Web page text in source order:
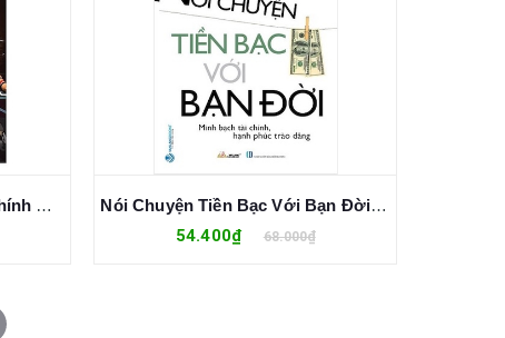
BITCOIN - Bong Bóng Tài Chính Hay Tương Lai Của Tiền Tệ - Mark Gates Nói Chuyện Tiền Bạc Với Bạn Đời - Manisha Thakor
54.400₫ 68.000₫